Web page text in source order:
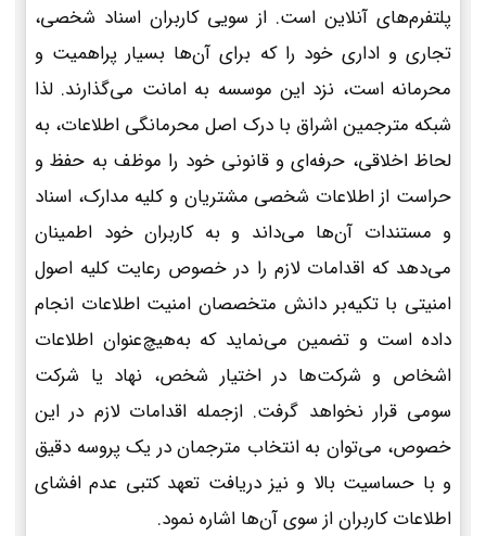
پلتفرم‌های آنلاین است. از سویی کاربران اسناد شخصی،
تجاری و اداری خود را که برای آن‌ها بسیار پراهمیت و
محرمانه است، نزد این موسسه به امانت می‌گذارند. لذا
شبکه مترجمین اشراق با درک اصل محرمانگی اطلاعات، به
لحاظ اخلاقی، حرفه‌ای و قانونی خود را موظف به حفظ و
حراست از اطلاعات شخصی مشتریان و کلیه مدارک، اسناد
و مستندات آن‌ها می‌داند و به کاربران خود اطمینان
می‌دهد که اقدامات لازم را در خصوص رعایت کلیه اصول
امنیتی با تکیه‌بر دانش متخصصان امنیت اطلاعات انجام
داده است و تضمین می‌نماید که به‌هیچ‌عنوان اطلاعات
اشخاص و شرکت‌ها در اختیار شخص، نهاد یا شرکت
سومی قرار نخواهد گرفت. ازجمله اقدامات لازم در این
خصوص، می‌توان به انتخاب مترجمان در یک پروسه دقیق
و با حساسیت بالا و نیز دریافت تعهد کتبی عدم افشای
اطلاعات کاربران از سوی آن‌ها اشاره نمود.